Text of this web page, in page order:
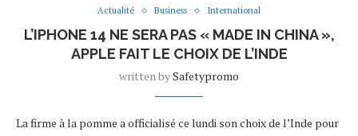
Actualité Business International
L’IPHONE 14 NE SERA PAS « MADE IN CHINA »,
APPLE FAIT LE CHOIX DE L’INDE
written bySafetypromo
La firme à la pomme a officialisé ce lundi son choix de l’Inde pour